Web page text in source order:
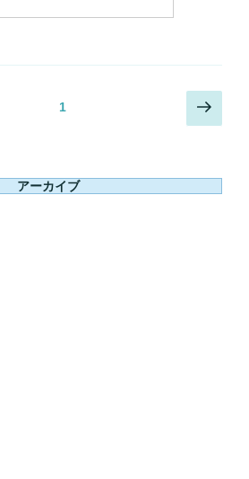
固定ページ1
次
の
ジ
アーカイブ